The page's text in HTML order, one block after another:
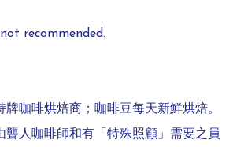
recommended.
咖啡烘焙商；咖啡豆每天新鮮烘焙。
聾人咖啡師和有「特殊照顧」需要之員